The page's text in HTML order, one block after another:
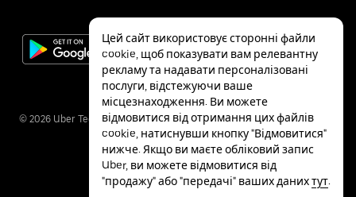
© 2026 Uber Technologies Inc.
Цей сайт використовує сторонні файли
cookie, щоб показувати вам релевантну
рекламу та надавати персоналізовані
послуги, відстежуючи ваше
місцезнаходження. Ви можете
відмовитися від отримання цих файлів
cookie, натиснувши кнопку "Відмовитися"
нижче. Якщо ви маєте обліковий запис
Uber, ви можете відмовитися від
"продажу" або "передачі" ваших данихтут.